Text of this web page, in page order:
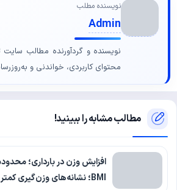
نویسنده مطلب
Admin
نویسنده و گردآورنده مطالب سایت
محتوای کاربردی، خواندنی و
مطالب مشابه را ببینید!
افزایش وزن در بارداری؛
BMI؛ نشانه‌های وزن‌گیری کمتر یا بیشتر از انتظار